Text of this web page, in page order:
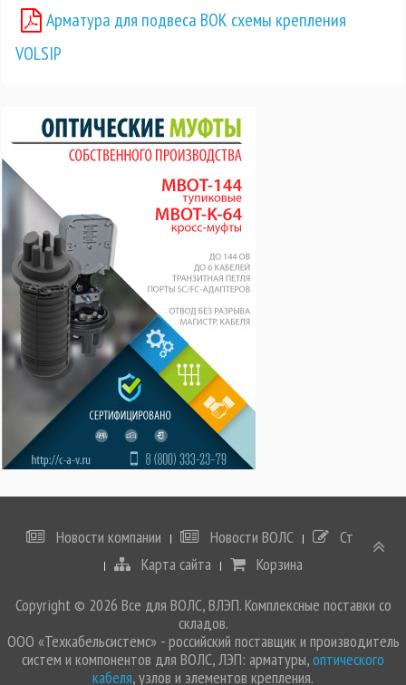
Арматура для подвеса ВОК схемы крепления
VOLSIP
Новости компании Новости ВОЛС
Статьи
Карта сайта
Корзина
Copyright © 2026 Все для ВОЛС, ВЛЭП. Комплексные поставки со
складов.
ООО «Техкабельсистемс» - российский поставщик и производитель
систем и компонентов для ВОЛС, ЛЭП: арматуры,оптического
кабеля, узлов и элементов крепления.